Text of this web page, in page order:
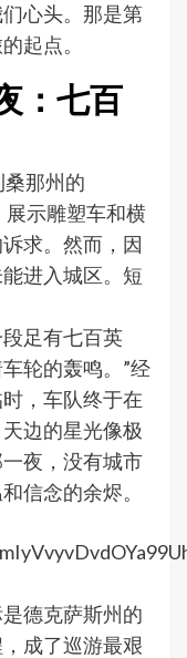
心头。那是第
起点。
：七百
那州的
示雕塑车和横
求。然而，因
进入城区。短
足有七百英
轮的轰鸣。”经
，车队终于在
边的星光像极
夜，没有城市
信念的余烬。
德克萨斯州的
成了巡游最艰